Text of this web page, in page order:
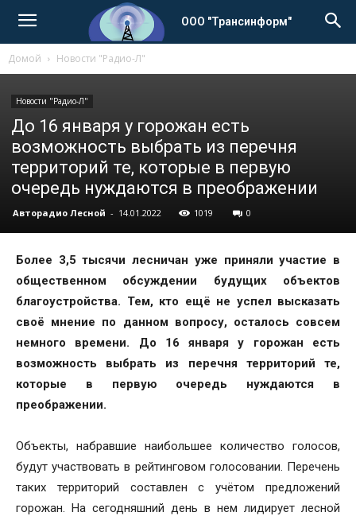
ООО "Трансинформ"
Домой Новости "Радио-Л"
Новости "Радио-Л"
До 16 января у горожан есть
возможность выбрать из перечня
территорий те, которые в первую
очередь нуждаются в преображении
Авторадио Лесной - 14.01.2022 1019 0
Более 3,5 тысячи лесничан уже приняли участие в
общественном обсуждении будущих объектов
благоустройства. Тем, кто ещё не успел высказать
своё мнение по данном вопросу, осталось совсем
немного времени. До 16 января у горожан есть
возможность выбрать из перечня территорий те,
которые в первую очередь нуждаются в
преображении.
Объекты, набравшие наибольшее количество голосов,
будут участвовать в рейтинговом голосовании. Перечень
таких территорий составлен с учётом предложений
горожан. На сегодняшний день в нем лидирует лесной